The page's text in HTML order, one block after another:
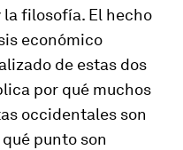
filosofía. El hecho
económico
de estas dos
por qué muchos
occidentales son
punto son